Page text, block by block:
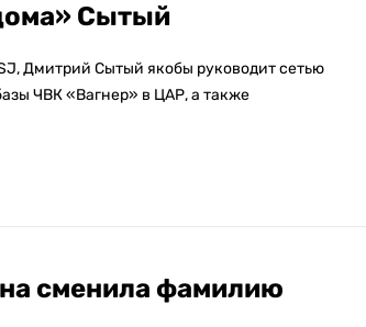
Сытый
Дмитрий Сытый якобы руководит сетью
ЧВК «Вагнер» в ЦАР, а также
сменила фамилию